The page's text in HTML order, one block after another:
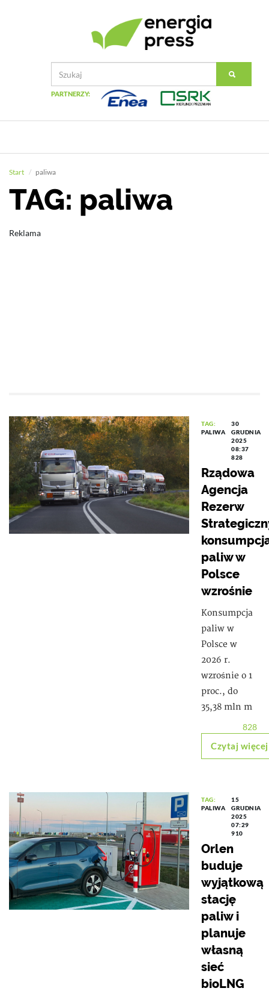
PARTNERZY:
Start paliwa
TAG: paliwa
Reklama
TAG:
PALIWA
30
GRUDNIA
2025
08:37
828
Rządowa
Agencja
Rezerw
paliw w
Polsce
wzrośnie
Konsumpcja
paliw w
Polsce w
2026 r.
wzrośnie o 1
proc., do
35,38 mln m
828
Czytaj więcej
TAG:
PALIWA
15
GRUDNIA
2025
07:29
910
Orlen
buduje
wyjątkową
stację
paliw i
planuje
własną
sieć
bioLNG